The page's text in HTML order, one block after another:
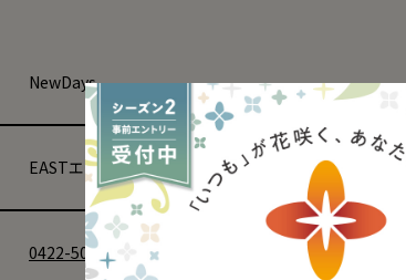
NewDays
EASTエリア
0422-50-1032